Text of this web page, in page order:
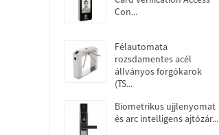
Con...
Félautomata
rozsdamentes acél
állványos forgókarok
(TS...
Biometrikus ujjlenyomat
és arc intelligens ajtózár...